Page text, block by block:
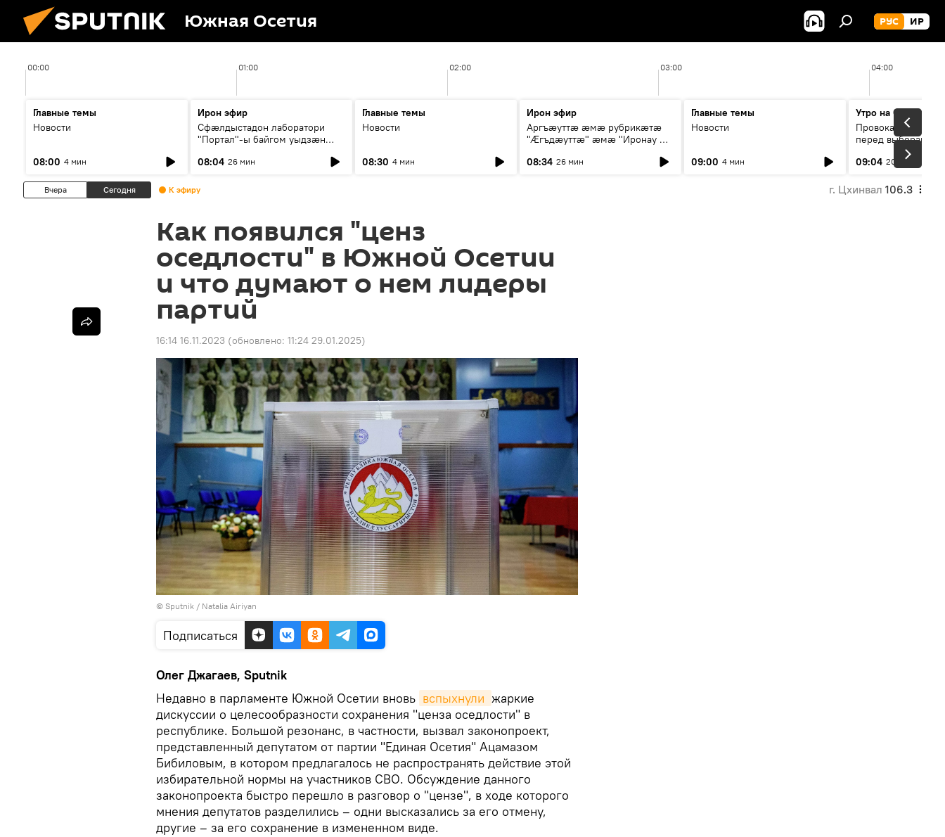
Южная Осетия РУС ИР
00:00 01:00 02:00 03:00 04:00
Главные темы
Новости
08:00 4 мин
Ирон эфир
Сфæлдыстадон лаборатори
"Портал"-ы байгом уыдзæн
Æхсары куыстыты равдыст
08:04 26 мин
Главные темы
Новости
08:30 4 мин
Ирон эфир
Аргъæуттæ æмæ рубрикæтæ
"Æгъдæуттæ" æмæ "Иронау æй
08:34 26 мин
Главные темы
Новости
09:00 4 мин
Утро на Спутнике
Провокации со
перед выборами в
09:04 20 мин
Вчера Сегодня К эфиру г. Цхинвал 106.3
Как появился "ценз
оседлости" в Южной Осетии
и что думают о нем лидеры
партий
16:14 16.11.2023 (обновлено: 11:24 29.01.2025)
© Sputnik / Natalia Airiyan
Подписаться
Олег Джагаев, Sputnik
Недавно в парламенте Южной Осетии вновь вспыхнули жаркие
дискуссии о целесообразности сохранения "ценза оседлости" в
республике. Большой резонанс, в частности, вызвал законопроект,
представленный депутатом от партии "Единая Осетия" Ацамазом
Бибиловым, в котором предлагалось не распространять действие этой
избирательной нормы на участников СВО. Обсуждение данного
законопроекта быстро перешло в разговор о "цензе", в ходе которого
мнения депутатов разделились – одни высказались за его отмену,
другие – за его сохранение в измененном виде.